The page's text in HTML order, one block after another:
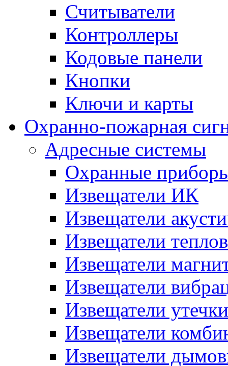
Считыватели
Контроллеры
Кодовые панели
Кнопки
Ключи и карты
Охранно-пожарная
Адресные системы
Охранные
Извещатели ИК
Извещатели
Извещатели
Извещатели
Извещатели
Извещатели утечки
Извещатели
Извещатели